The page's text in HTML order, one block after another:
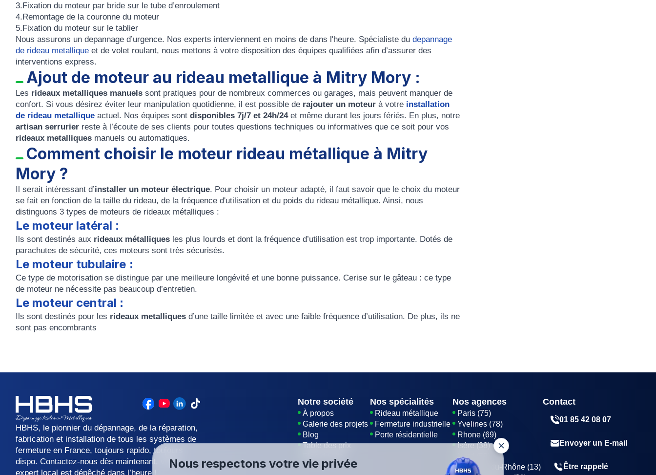
3.Fixation du moteur par bride sur le tube d’enroulement
4.Remontage de la couronne du moteur
5.Fixation du moteur sur le tablier
Nous assurons un depannage d’urgence. Nos experts interviennent en moins de dans l'heure. Spécialiste du depannage
de rideau metallique et de volet roulant, nous mettons à votre disposition des équipes qualifiées afin d’assurer des
interventions express.
Ajout de moteur au rideau metallique à Mitry Mory :
Les rideaux metalliques manuels sont pratiques pour de nombreux commerces ou garages, mais peuvent manquer de
confort. Si vous désirez éviter leur manipulation quotidienne, il est possible de rajouter un moteur à votre installation
de rideau metallique actuel. Nos équipes sont disponibles 7j/7 et 24h/24et même durant les jours fériés. En plus, notre
artisan serrurier reste à l’écoute de ses clients pour toutes questions techniques ou informatives que ce soit pour vos
rideaux metalliques manuels ou automatiques.
Comment choisir le moteur rideau métallique à Mitry
Mory ?
Il serait intéressant d’installer un moteur électrique. Pour choisir un moteur adapté, il faut savoir que le choix du moteur
se fait en fonction de la taille du rideau, de la fréquence d'utilisation et du poids du rideau métallique. Ainsi, nous
distinguons 3 types de moteurs de rideaux métalliques :
Le moteur latéral :
Ils sont destinés aux rideaux métalliques les plus lourds et dont la fréquence d’utilisation est trop importante. Dotés de
parachutes de sécurité, ces moteurs sont très sécurisés.
Le moteur tubulaire :
Ce type de motorisation se distingue par une meilleure longévité et une bonne puissance. Cerise sur le gâteau : ce type
de moteur ne nécessite pas beaucoup d’entretien.
Le moteur central :
Ils sont destinés pour les rideaux metalliques d’une taille limitée et avec une faible fréquence d’utilisation. De plus, ils ne
sont pas encombrants
HBHS, le pionnier du dépannage, de la réparation,
fabrication et installation de tous les systèmes de
fermeture en France, toujours rapido, toujours
dispo. Contactez-nous dès maintenant, votre
expert local est dépêché dans l’heure !
Notre société
À propos
Galerie des projets
Blog
Table des prix
Nos spécialités
Rideau métallique
Fermeture industrielle
Porte résidentielle
Nos agences
Paris (75)
Yvelines (78)
Rhone (69)
Isère (38)
Nord (59)
Bouches-du-Rhône (13)
Contact
01 85 42 08 07
Envoyer un E-mail
Être rappelé
Nous respectons votre vie privée